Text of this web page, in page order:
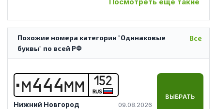
Все
Похожие номера категории "Одинаковые
буквы" по всей РФ
М444ММ 152
RUS
Нижний Новгород 09.08.2026
ВЫБРАТЬ